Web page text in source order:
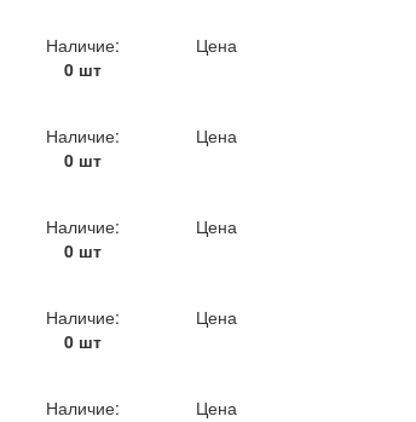
Наличие:
0 шт
Цена
Наличие:
0 шт
Цена
Наличие:
0 шт
Цена
Наличие:
0 шт
Цена
Наличие:
Цена